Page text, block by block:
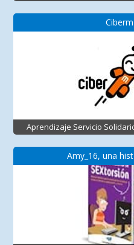
Aprendizaje Servicio
Amy_16, una